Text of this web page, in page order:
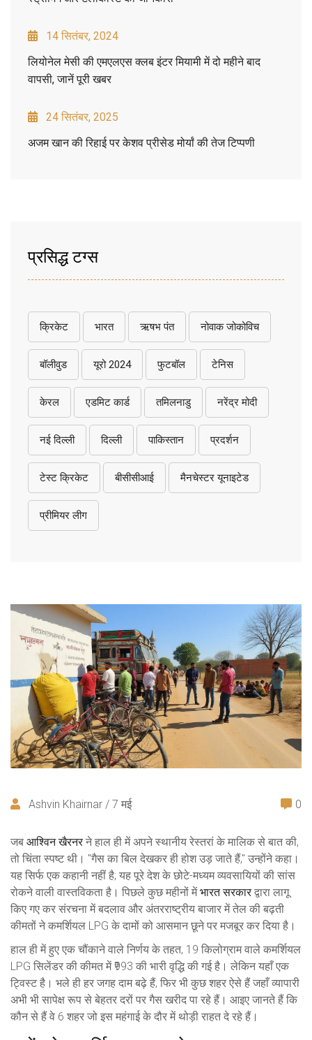
14 सितंबर, 2024
लियोनेल मेसी की एमएलएस क्लब इंटर मियामी में दो महीने बाद
वापसी, जानें पूरी खबर
24 सितंबर, 2025
अजम खान की रिहाई पर केशव प्रीसेड मोर्यां की तेज टिप्पणी
प्रसिद्ध टग्स
क्रिकेट भारत ऋषभ पंत नोवाक जोकोविच
बॉलीवुड यूरो 2024 फुटबॉल टेनिस
केरल एडमिट कार्ड तमिलनाडु नरेंद्र मोदी
नई दिल्ली दिल्ली पाकिस्तान प्रदर्शन
टेस्ट क्रिकेट बीसीसीआई मैनचेस्टर यूनाइटेड
प्रीमियर लीग
Ashvin Khairnar / 7 मई 0
जब आश्विन खैरनर ने हाल ही में अपने स्थानीय रेस्तरां के मालिक से बात की,
तो चिंता स्पष्ट थी। "गैस का बिल देखकर ही होश उड़ जाते हैं," उन्होंने कहा।
यह सिर्फ एक कहानी नहीं है; यह पूरे देश के छोटे-मध्यम व्यवसायियों की सांस
रोकने वाली वास्तविकता है। पिछले कुछ महीनों मेंभारत सरकार द्वारा लागू
किए गए कर संरचना में बदलाव और अंतरराष्ट्रीय बाजार में तेल की बढ़ती
कीमतों ने कमर्शियल LPG के दामों को आसमान छूने पर मजबूर कर दिया है।
हाल ही में हुए एक चौंकाने वाले निर्णय के तहत, 19 किलोग्राम वाले कमर्शियल
LPG सिलेंडर की कीमत में ₹993 की भारी वृद्धि की गई है। लेकिन यहाँ एक
ट्विस्ट है। भले ही हर जगह दाम बढ़े हैं, फिर भी कुछ शहर ऐसे हैं जहाँ व्यापारी
अभी भी सापेक्ष रूप से बेहतर दरों पर गैस खरीद पा रहे हैं। आइए जानते हैं कि
कौन से हैं वे 6 शहर जो इस महंगाई के दौर में थोड़ी राहत दे रहे हैं।